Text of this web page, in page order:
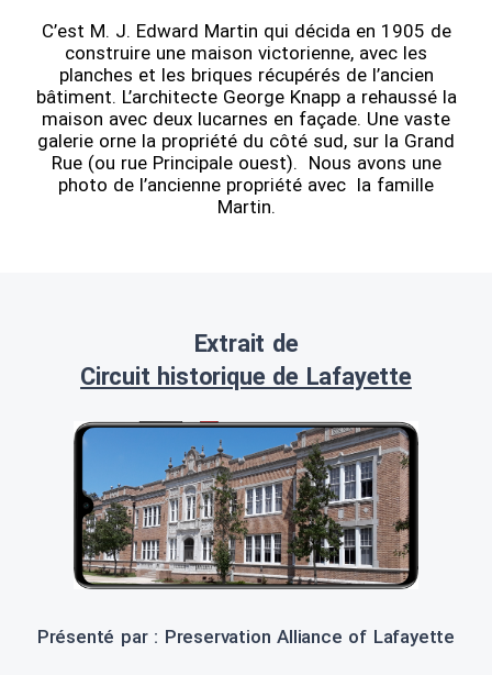
C’est M. J. Edward Martin qui décida en 1905 de
construire une maison victorienne, avec les
planches et les briques récupérés de l’ancien
bâtiment. L’architecte George Knapp a rehaussé la
maison avec deux lucarnes en façade. Une vaste
galerie orne la propriété du côté sud, sur la Grand
Rue (ou rue Principale ouest). Nous avons une
photo de l’ancienne propriété avec la famille
Martin.
Extrait de
Circuit historique de Lafayette
Présenté par : Preservation Alliance of Lafayette